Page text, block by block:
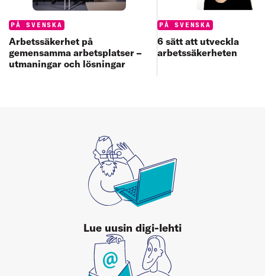
Categories:
PÅ SVENSKA
Arbetssäkerhet på
gemensamma arbetsplatser –
utmaningar och lösningar
Categories:
PÅ SVENSKA
6 sätt att utveckla
arbetssäkerheten
Lue uusin digi-lehti